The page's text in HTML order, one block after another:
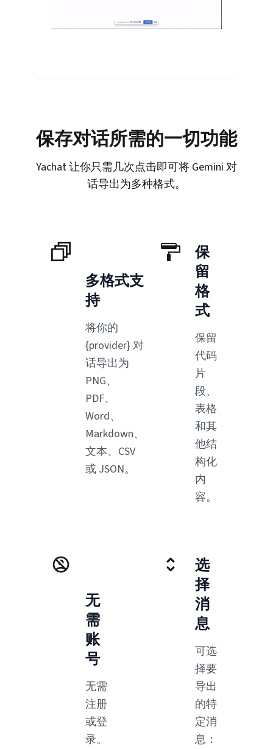
保存对话所需的一切功能
Yachat 让你只需几次点击即可将 Gemini 对
话导出为多种格式。
多格式支
持
将你的
{provider} 对
话导出为
PNG、
PDF、
Word、
Markdown、
文本、CSV
或 JSON。
保
留
格
式
保留
代码
片
段、
表格
和其
他结
构化
内
容。
无
需
账
号
无需
注册
或登
录。
选
择
消
息
可选
择要
导出
的特
定消
息：